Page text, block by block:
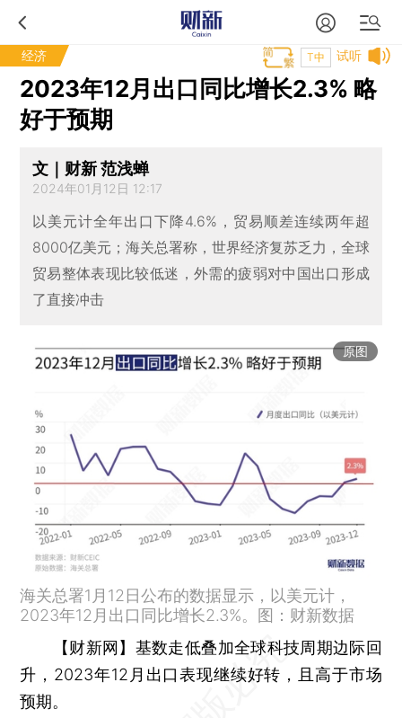
经济 试听
T中
2023年12月出口同比增长2.3% 略
好于预期
文｜财新 范浅蝉
2024年01月12日 12:17
以美元计全年出口下降4.6%，贸易顺差连续两年超
8000亿美元；海关总署称，世界经济复苏乏力，全球
贸易整体表现比较低迷，外需的疲弱对中国出口形成
了直接冲击
原图
海关总署1月12日公布的数据显示，以美元计，
2023年12月出口同比增长2.3%。图：财新数据
【财新网】 基数走低叠加全球科技周期边际回
升，2023年12月出口表现继续好转，且高于市场
预期。